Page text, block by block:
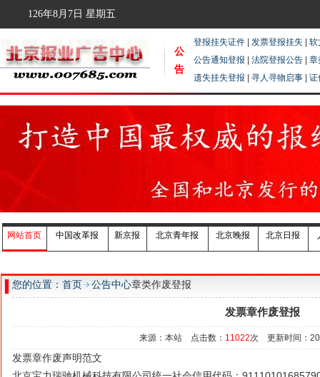
126年8月7日 星期五
公
告
登报挂失证件 发票登报挂失
软
公告通知登报
法院登报公告
章
遗失挂失登报
寻人寻物启事 证
网站首页 中国改革报 新京报 北京青年报 北京晚报 北京日报
您的位置：首页 公告中心章类作废登报
发票章作废登报
来源：本站 点击数： 11022次 更新时间：
发票章作废声明范文